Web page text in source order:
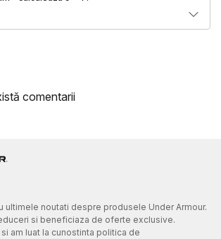
comentarii
ultimele noutati despre produsele Under Armour.
si beneficiaza de oferte exclusive.
am luat la cunostinta politica de